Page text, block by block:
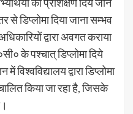
से डिप्लोमा दिया जाना सम्भव
द्वारा अवगत कराया
के पश्चात् डिप्लोमा दिये
विश्वविद्यालय द्वारा डिप्लोमा
किया जा रहा है, जिसके